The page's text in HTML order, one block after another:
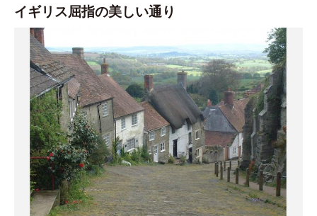
イギリス屈指の美しい通り